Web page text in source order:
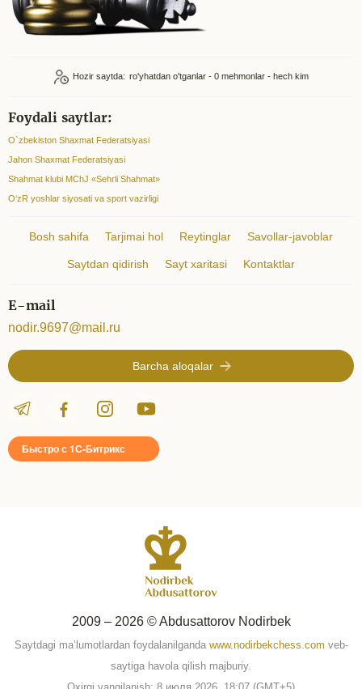
Hozir saytda: ro'yhatdan o'tganlar - 0 mehmonlar - hech kim
Foydali saytlar:
O`zbekiston Shaxmat Federatsiyasi
Jahon Shaxmat Federatsiyasi
Shahmat klubi MChJ «Sehrli Shahmat»
O‘zR yoshlar siyosati va sport vazirligi
Bosh sahifa Tarjimai hol Reytinglar Savollar-javoblar
Saytdan qidirish Sayt xaritasi Kontaktlar
E-mail
nodir.9697@mail.ru
Barcha aloqalar
Быстро с 1С-Битрикс
2009 – 2026 © Abdusattorov Nodirbek
Saytdagi ma’lumotlardan foydalanilganda www.nodirbekchess.com veb-
saytiga havola qilish majburiy.